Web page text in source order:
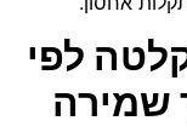
לפי
שמירה